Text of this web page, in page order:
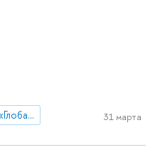
Образовательная программа «Глобальные цифровые коммуникации»
31 марта